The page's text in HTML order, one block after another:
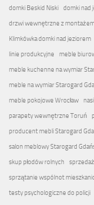
domki Beskid Niski
domki nad
drzwi wewnętrzne z
Klimkówka domki nad jeziorem
linie produkcyjne
meble
meble kuchenne na wymiar
meble na wymiar Starogard
meble pokojowe Wrocław
parapety wewnętrzne Toruń
producent mebli Starogard
salon meblowy Starogard
skup płodów rolnych
sprzątanie wspólnot
testy psychologiczne do policji